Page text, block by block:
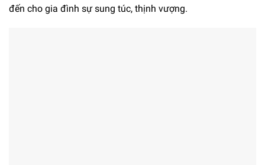
đến cho gia đình sự sung túc, thịnh vượng.